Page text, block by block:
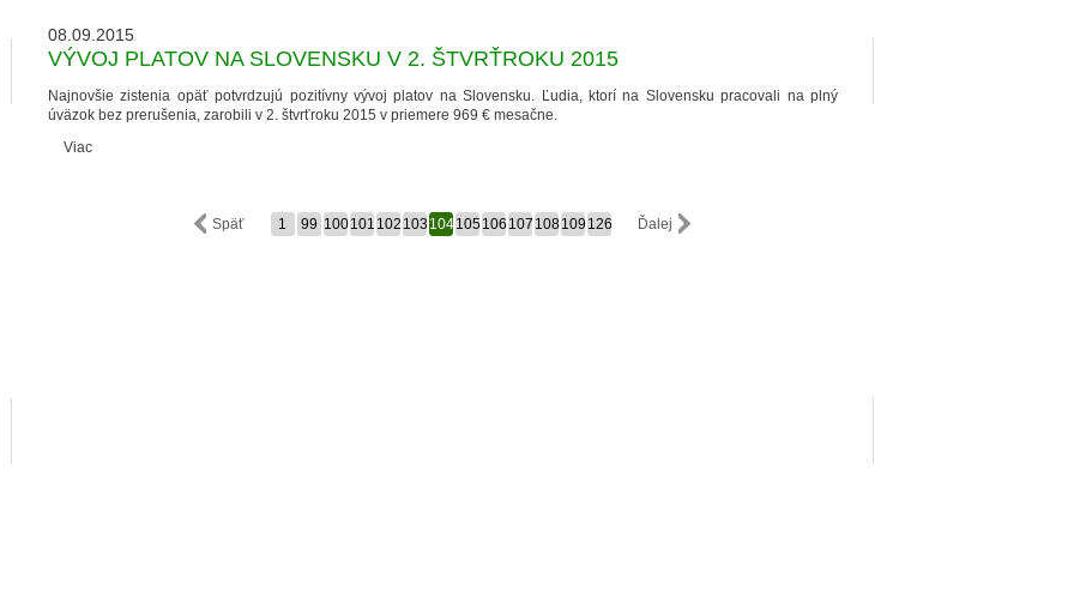
08.09.2015
VÝVOJ PLATOV NA SLOVENSKU V 2. ŠTVRŤROKU 2015
Najnovšie zistenia opäť potvrdzujú pozitívny vývoj platov na Slovensku. Ľudia, ktorí na Slovensku pracovali na plný
úväzok bez prerušenia, zarobili v 2. štvrťroku 2015 v priemere 969 € mesačne.
Viac
Späť 1 99 100101 102 103104 105106 107 108109126 Ďalej